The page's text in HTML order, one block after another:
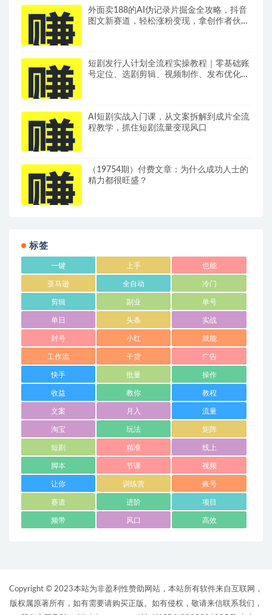
外面卖188的AI伪记录片掘金全攻略，抖音
图文新赛道，轻松涨粉变现，拿创作者伙伴
短剧发行人计划全流程实操教程｜零基础账
号定位、选剧剪辑、视频制作、发布优化一
AI短剧实战入门课，从文案拆解到成片全流
程教学，抓住短剧流量变现风口
（19754期）付费文章：为什么成功人士的
精力都很旺盛？
标签
一键 上手 也能
亚马逊 全自动 冷门
剪辑 副业 单号
单日 头条 实战
封号 小红 就能
工作流 干货 广告
快手 批量 操作
收益 教你 教程
文案 月入 流量
淘宝 玩法 矩阵
短剧 精准 线上
脚本 节课 视频
让你 训练营 账号
赛道 进阶 项目
频带 风口 高效
Copyright © 2023本站为非盈利性赞助网站，本站所有软件来自互联网，
版权属原著所有，如有需要请购买正版。如有侵权，敬请来信联系我们，